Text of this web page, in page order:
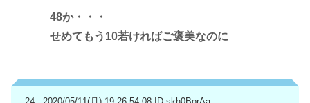
48か・・・
せめてもう10若ければご褒美なのに